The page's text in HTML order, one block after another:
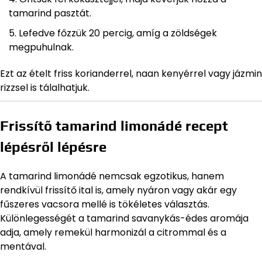
tamarind pasztát.
Lefedve főzzük 20 percig, amíg a zöldségek
megpuhulnak.
Ezt az ételt friss korianderrel, naan kenyérrel vagy jázmin
rizzsel is tálalhatjuk.
Frissítő tamarind limonádé recept
lépésről lépésre
A tamarind limonádé nemcsak egzotikus, hanem
rendkívül frissítő ital is, amely nyáron vagy akár egy
fűszeres vacsora mellé is tökéletes választás.
Különlegességét a tamarind savanykás-édes aromája
adja, amely remekül harmonizál a citrommal és a
mentával.